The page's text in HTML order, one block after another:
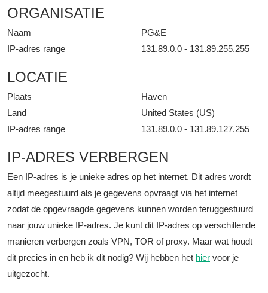
ORGANISATIE
Naam
PG&E
IP-adres range
131.89.0.0 - 131.89.255.255
LOCATIE
Plaats
Haven
Land
United States (US)
IP-adres range
131.89.0.0 - 131.89.127.255
IP-ADRES VERBERGEN
Een IP-adres is je unieke adres op het internet. Dit adres wordt
altijd meegestuurd als je gegevens opvraagt via het internet
zodat de opgevraagde gegevens kunnen worden teruggestuurd
naar jouw unieke IP-adres. Je kunt dit IP-adres op verschillende
manieren verbergen zoals VPN, TOR of proxy. Maar wat houdt
dit precies in en heb ik dit nodig? Wij hebben het hier voor je
uitgezocht.